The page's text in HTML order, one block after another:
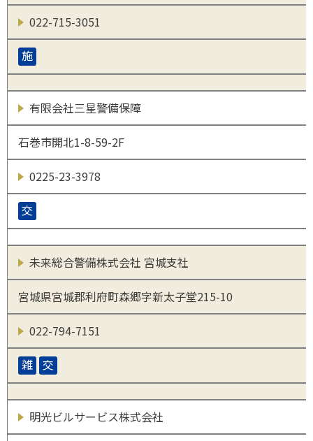
022-715-3051
施
有限会社三星警備保障
石巻市開北1-8-59-2F
0225-23-3978
交
未来総合警備株式会社 宮城支社
宮城県宮城郡利府町森郷字新太子堂215-10
022-794-7151
雑 交
明光ビルサービス株式会社